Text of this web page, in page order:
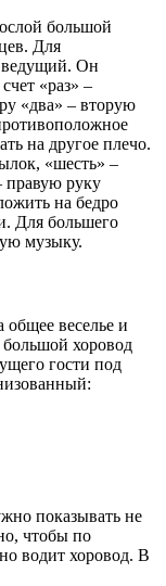
большой
Для
ведущий. Он
«раз» –
«два» – вторую
на другое плечо.
«шесть» –
правую руку
на бедро
Для большего
музыку.
общее веселье и
большой хоровод
гости под
показывать не
чтобы по
водит хоровод. В